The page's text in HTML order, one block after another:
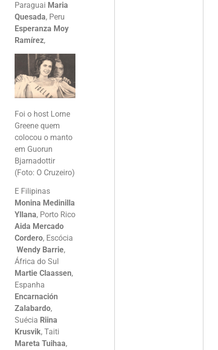
Paraguai Maria
Quesada, Peru
Esperanza Moy
Ramírez,
Foi o host Lorne
Greene quem
colocou o manto
em Guorun
Bjarnadottir
(Foto: O Cruzeiro)
E Filipinas
Monina Medinilla
Yllana, Porto Rico
Aida Mercado
Cordero, Escócia
Wendy Barrie,
África do Sul
Martie Claassen,
Espanha
Encarnación
Zalabardo,
Suécia Riina
Krusvik, Taiti
Mareta Tuihaa,